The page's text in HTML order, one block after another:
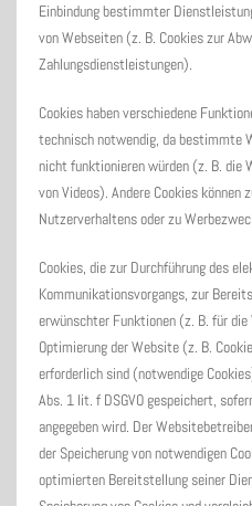
Einbindung bestimmter
von Webseiten (z. B. Cookies zur
Zahlungsdienstleistungen).
Cookies haben verschiedene
technisch notwendig, da bestimmte
nicht funktionieren würden (z. B. die
von Videos). Andere Cookies können
Nutzerverhaltens oder zu
Cookies, die zur Durchführung des
Kommunikationsvorgangs, zur
erwünschter Funktionen (z. B. für
Optimierung der Website (z. B.
erforderlich sind (notwendige
Abs. 1 lit. f DSGVO gespeichert,
angegeben wird. Der
der Speicherung von notwendigen
optimierten Bereitstellung seiner